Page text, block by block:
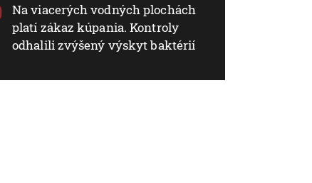
Na viacerých vodných plochách
platí zákaz kúpania. Kontroly
odhalili zvýšený výskyt baktérií